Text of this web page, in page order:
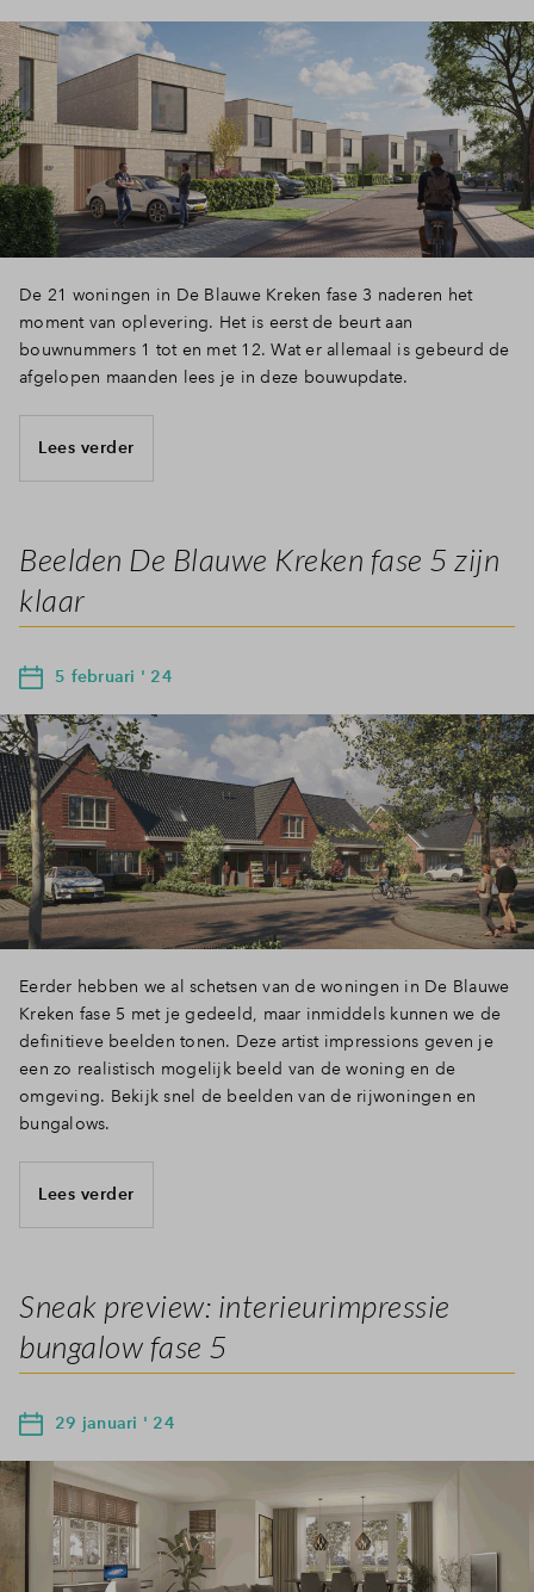
Inloggen
De 21 woningen in De Blauwe Kreken fase 3 naderen het
moment van oplevering. Het is eerst de beurt aan
bouwnummers 1 tot en met 12. Wat er allemaal is gebeurd de
afgelopen maanden lees je in deze bouwupdate.
Lees verder
Beelden De Blauwe Kreken fase 5 zijn
klaar
5 februari ' 24
Eerder hebben we al schetsen van de woningen in De Blauwe
Kreken fase 5 met je gedeeld, maar inmiddels kunnen we de
definitieve beelden tonen. Deze artist impressions geven je
een zo realistisch mogelijk beeld van de woning en de
omgeving. Bekijk snel de beelden van de rijwoningen en
bungalows.
Lees verder
Sneak preview: interieurimpressie
bungalow fase 5
29 januari ' 24